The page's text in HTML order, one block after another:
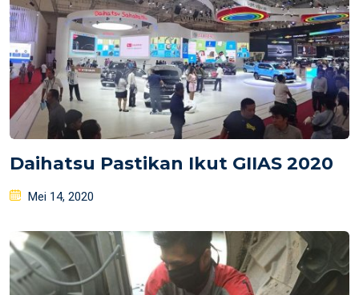
Daihatsu Pastikan Ikut GIIAS 2020
Posted
Mei 14, 2020